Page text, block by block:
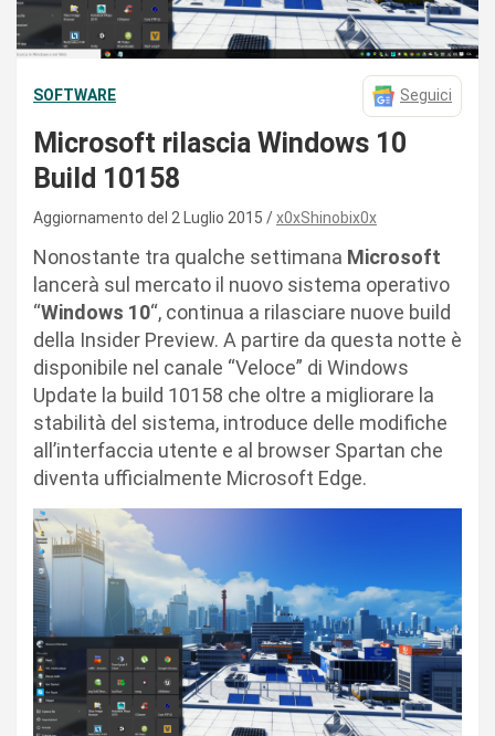
SOFTWARE Seguici
Microsoft rilascia Windows 10
Build 10158
Aggiornamento del 2 Luglio 2015 x0xShinobix0x
Nonostante tra qualche settimana Microsoft
lancerà sul mercato il nuovo sistema operativo
“Windows 10“, continua a rilasciare nuove build
della Insider Preview. A partire da questa notte è
disponibile nel canale “Veloce” di Windows
Update la build 10158 che oltre a migliorare la
stabilità del sistema, introduce delle modifiche
all’interfaccia utente e al browser Spartan che
diventa ufficialmente Microsoft Edge.